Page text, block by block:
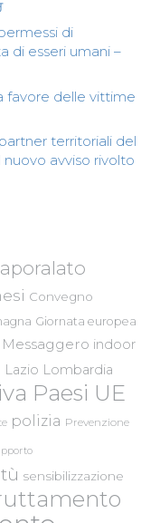
di
di esseri umani –
favore delle vittime
territoriali del
nuovo avviso rivolto
Convegno
Giornata europea
Messaggero indoor
Lazio Lombardia
Paesi UE
polizia Prevenzione
sensibilizzazione